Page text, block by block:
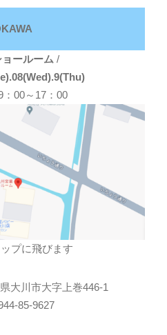
ールーム /
00～17：00
プに飛びます
大川市大字上巻446-1
85-9627